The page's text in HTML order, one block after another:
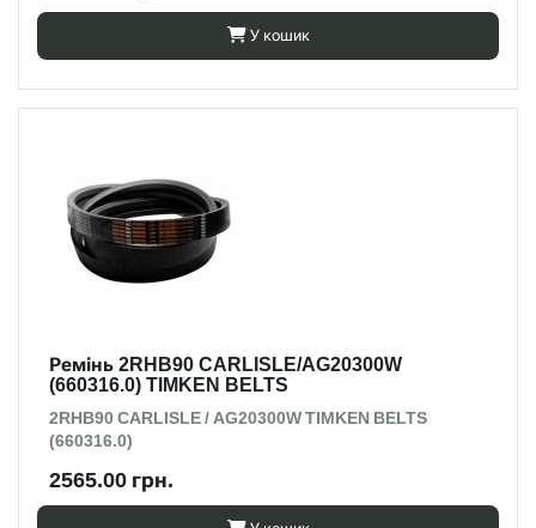
У кошик
Ремінь 2RHB90 CARLISLE/AG20300W
(660316.0) TIMKEN BELTS
2RHB90 CARLISLE / AG20300W TIMKEN BELTS
(660316.0)
2565.00 грн.